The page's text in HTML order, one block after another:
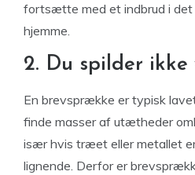
fortsætte med et indbrud i
hjemme.
2. Du spilder ikke
En brevsprække er typisk
finde masser af utætheder
især hvis træet eller metallet
lignende. Derfor er